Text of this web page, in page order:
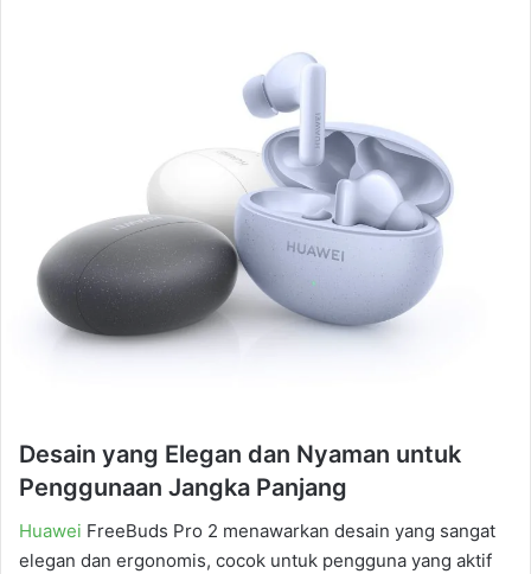
Desain yang Elegan dan Nyaman untuk
Penggunaan Jangka Panjang
Huawei FreeBuds Pro 2 menawarkan desain yang sangat
elegan dan ergonomis, cocok untuk pengguna yang aktif